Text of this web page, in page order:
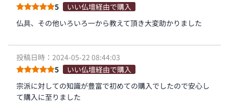
5
いい仏壇経由で購入
仏具、その他いろいろ一から教えて頂き大変助かりました
投稿日時：2024-05-22 08:44:03
5
いい仏壇経由で購入
宗派に対しての知識が豊富で初めての購入でしたので安心し
て購入に至りました